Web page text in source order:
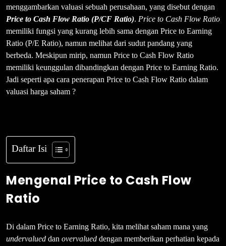
menggambarkan valuasi sebuah perusahaan, yang disebut dengan
Price to Cash Flow Ratio (P/CF Ratio). Price to Cash Flow Ratio
memiliki fungsi yang kurang lebih sama dengan Price to Earning
Ratio (P/E Ratio), namun melihat dari sudut pandang yang
berbeda. Meskipun mirip, namun Price to Cash Flow Ratio
memiliki keunggulan dibandingkan dengan Price to Earning Ratio.
Jadi seperti apa cara penerapan Price to Cash Flow Ratio dalam
valuasi harga saham ?
Daftar Isi
Mengenal Price to Cash Flow
Ratio
Di dalam Price to Earning Ratio, kita melihat saham mana yang
undervalued dan overvalued dengan memberikan perhatian kepada